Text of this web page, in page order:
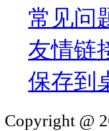
常见问
友情链
保存到
Copyright @